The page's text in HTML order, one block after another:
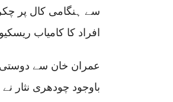
افراد کا کامیاب ریسکیو
عمران خان سے
باوجود چودھری نثار